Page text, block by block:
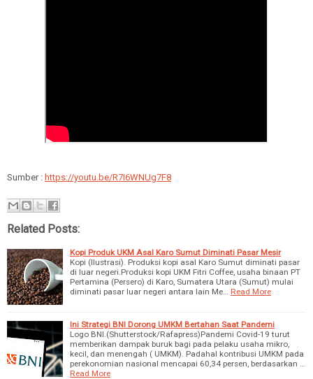
Sumber : https://youtu.be/R7I6WNUg7F8
Related Posts:
Kopi Produk UKM Asal Karo Sumut Diminati Pasar Mesir
Kopi (Ilustrasi). Produksi kopi asal Karo Sumut diminati pasar
di luar negeri.Produksi kopi UKM Fitri Coffee, usaha binaan PT
Pertamina (Persero) di Karo, Sumatera Utara (Sumut) mulai
diminati pasar luar negeri antara lain Me…
Read More
Ini Strategi BNI Dorong UMKM Bertahan Saat Pandemi
Logo BNI.(Shutterstock/Rafapress)Pandemi Covid-19 turut
memberikan dampak buruk bagi pada pelaku usaha mikro,
kecil, dan menengah ( UMKM). Padahal kontribusi UMKM pada
perekonomian nasional mencapai 60,34 persen, berdasarkan …
Read More